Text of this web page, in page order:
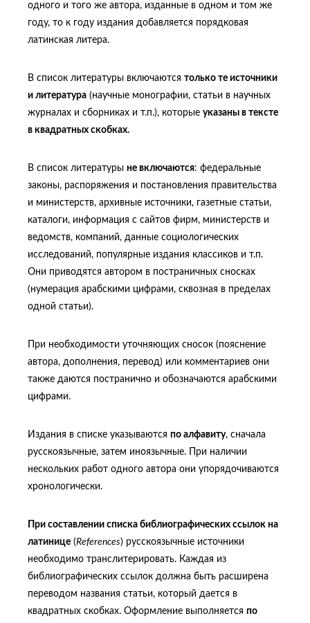
одного и того же автора, изданные в одном и том же
году, то к году издания добавляется порядковая
латинская литера.
В список литературы включаются только те источники
и литература (научные монографии, статьи в научных
журналах и сборниках и т.п.), которые указаны в тексте
в квадратных скобках.
В список литературы не включаются: федеральные
законы, распоряжения и постановления правительства
и министерств, архивные источники, газетные статьи,
каталоги, информация с сайтов фирм, министерств и
ведомств, компаний, данные социологических
исследований, популярные издания классиков и т.п.
Они приводятся автором в постраничных сносках
(нумерация арабскими цифрами, сквозная в пределах
одной статьи).
При необходимости уточняющих сносок (пояснение
автора, дополнения, перевод) или комментариев они
также даются постранично и обозначаются арабскими
цифрами.
Издания в списке указываются по алфавиту, сначала
русскоязычные, затем иноязычные. При наличии
нескольких работ одного автора они упорядочиваются
хронологически.
При составлении списка библиографических ссылок на
латинице (References) русскоязычные источники
необходимо транслитерировать. Каждая из
библиографических ссылок должна быть расширена
переводом названия статьи, который дается в
квадратных скобках. Оформление выполняется по